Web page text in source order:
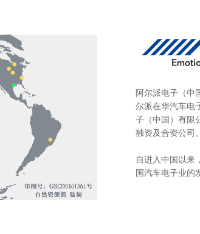
阿尔派电子（中
尔派在华汽车电
子（中国）有限
独资及合资公司。
自进入中国以来
国汽车电子业的